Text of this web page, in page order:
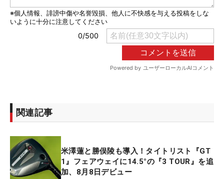
関連記事
米澤蓮と勝俣陵も導入！タイトリスト『GT
1』フェアウェイに14.5°の『3 TOUR』を追
加、8月8日デビュー